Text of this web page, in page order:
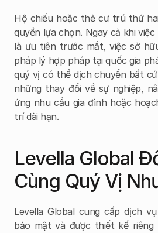
Hộ chiếu hoặc thẻ cư trú thứ
quyền lựa chọn. Ngay cả khi
là ưu tiên trước mắt, việc sở
pháp lý hợp pháp tại quốc gia
quý vị có thể dịch chuyển bất
những thay đổi về sự nghiệp,
ứng nhu cầu gia đình hoặc
trí dài hạn.
Levella Global
Cùng Quý Vị
Levella Global cung cấp dịch
bảo mật và được thiết kế